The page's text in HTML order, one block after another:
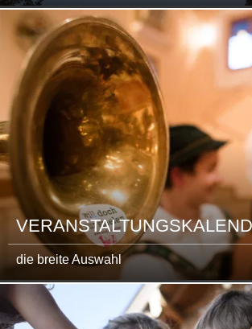
die breite Auswahl
mehr
lesen